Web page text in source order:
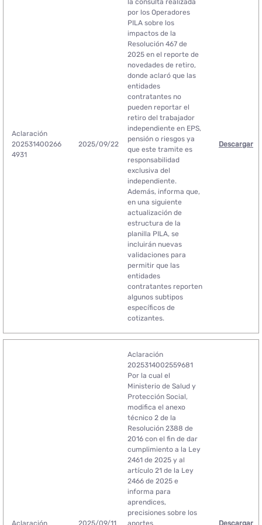
Aclaración
202531400266
4931
2025/09/22
por los Operadores
PILA sobre los
impactos de la
Resolución 467 de
2025 en el reporte de
novedades de retiro,
donde aclaró que las
entidades
contratantes no
pueden reportar el
retiro del trabajador
independiente en EPS,
pensión o riesgos ya
que este tramite es
responsabilidad
exclusiva del
independiente.
Además, informa que,
en una siguiente
actualización de
estructura de la
planilla PILA, se
incluirán nuevas
validaciones para
permitir que las
entidades
contratantes reporten
algunos subtipos
específicos de
cotizantes.
Descargar
Aclaración 2025/09/11
Aclaración
2025314002559681
Por la cual el
Ministerio de Salud y
Protección Social,
modifica el anexo
técnico 2 de la
Resolución 2388 de
2016 con el fin de dar
cumplimiento a la Ley
2461 de 2025 y al
artículo 21 de la Ley
2466 de 2025 e
informa para
aprendices,
precisiones sobre los
aportes
Descargar